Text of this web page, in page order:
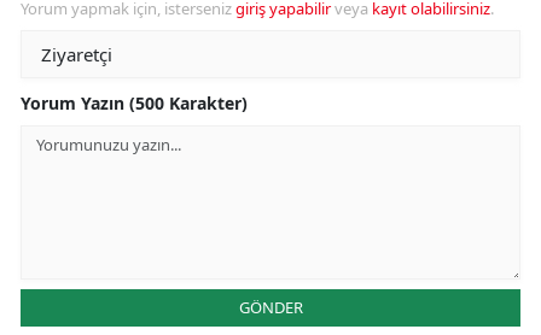
Yorum yapmak için, istersenizgiriş yapabilirveya kayıt olabilirsiniz.
Yorum Yazın (500 Karakter)
GÖNDER